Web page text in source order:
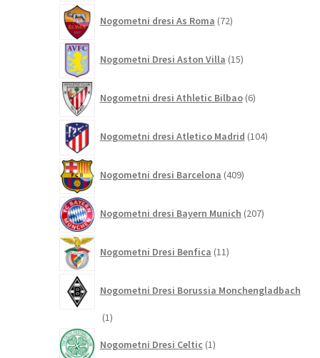
Nogometni dresi As Roma 72izdelkov
Nogometni Dresi Aston Villa 15izdelkov
Nogometni dresi Athletic Bilbao 6izdelkov
Nogometni dresi Atletico Madrid 104izdelki
Nogometni dresi Barcelona 409izdelkov
Nogometni dresi Bayern Munich 207izdelkov
Nogometni Dresi Benfica 11izdelkov
Nogometni Dresi Borussia Monchengladbach
11
Nogometni Dresi Celtic 1izdelek